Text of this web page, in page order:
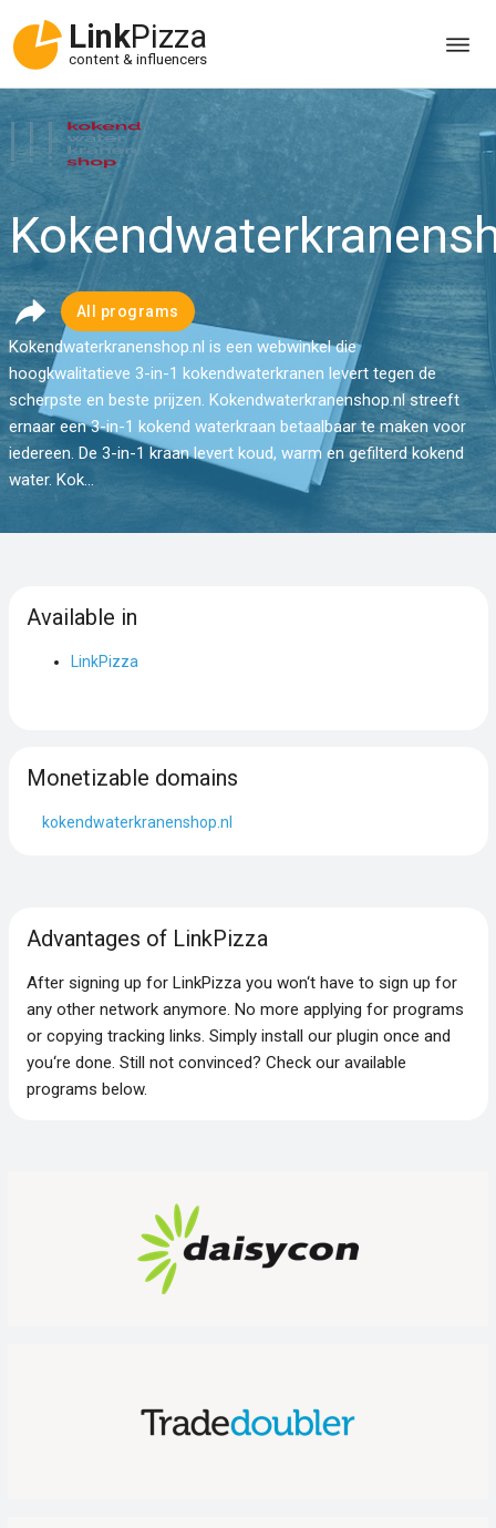
LinkPizza
content & influencers
All programs
Kokendwaterkranenshop.nl is een webwinkel die
hoogkwalitatieve 3-in-1 kokendwaterkranen levert tegen de
scherpste en beste prijzen. Kokendwaterkranenshop.nl streeft
ernaar een 3-in-1 kokend waterkraan betaalbaar te maken voor
iedereen. De 3-in-1 kraan levert koud, warm en gefilterd kokend
water. Kok...
Available in
LinkPizza
Monetizable domains
kokendwaterkranenshop.nl
Advantages of LinkPizza
After signing up for LinkPizza you won‘t have to sign up for
any other network anymore. No more applying for programs
or copying tracking links. Simply install our plugin once and
you‘re done. Still not convinced? Check our available
programs below.